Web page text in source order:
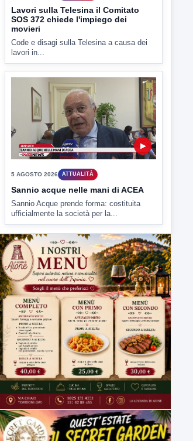
▶
Lavori sulla Telesina il Comitato
SOS 372 chiede l'impiego dei
movieri
Code e disagi sulla Telesina a causa dei
lavori in...
5 AGOSTO 2026 ATTUALITÀ
Sannio acque nelle mani di ACEA
Sannio Acque prende forma: costituita
ufficialmente la società per la...